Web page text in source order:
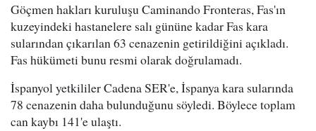
Göçmen hakları kuruluşu Caminando Fronteras, Fas'ın
kuzeyindeki hastanelere salı gününe kadar Fas kara
sularından çıkarılan 63 cenazenin getirildiğini açıkladı.
Fas hükümeti bunu resmi olarak doğrulamadı.
İspanyol yetkililer Cadena SER'e, İspanya kara sularında
78 cenazenin daha bulunduğunu söyledi. Böylece toplam
can kaybı 141'e ulaştı.